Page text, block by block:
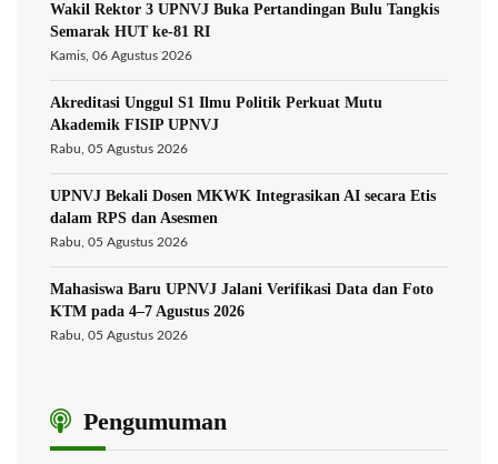
Wakil Rektor 3 UPNVJ Buka Pertandingan Bulu Tangkis
Semarak HUT ke-81 RI
Kamis, 06 Agustus 2026
Akreditasi Unggul S1 Ilmu Politik Perkuat Mutu
Akademik FISIP UPNVJ
Rabu, 05 Agustus 2026
UPNVJ Bekali Dosen MKWK Integrasikan AI secara Etis
dalam RPS dan Asesmen
Rabu, 05 Agustus 2026
Mahasiswa Baru UPNVJ Jalani Verifikasi Data dan Foto
KTM pada 4–7 Agustus 2026
Rabu, 05 Agustus 2026
Pengumuman